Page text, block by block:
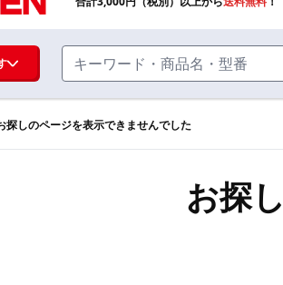
・取手・つまみ・周辺機器
探しのページを表示できませんでした
お探